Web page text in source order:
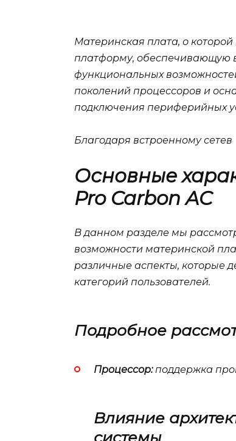
Материнская плата, о
платформу, обеспечивающую
функциональных
поколений процессоров и
подключения периферийных
Благодаря встроенному сетев
Основные
Pro Carbon AC
В данном разделе мы
возможности материнской
различные аспекты, которые
категорий пользователей.
Подробное
Процессор:поддержка
Влияние